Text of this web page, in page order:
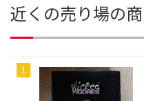
近くの売り場の